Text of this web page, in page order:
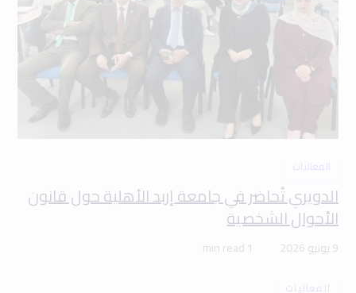
الفعاليات
الدويري تُحاضر في جامعة إربد الأهلية حول قانون
الأحوال الشخصية
9 يونيو 2026 1 min read
الفعاليات